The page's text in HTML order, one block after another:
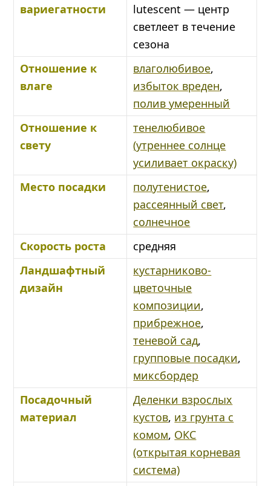
вариегатности
lutescent — центр
светлеет в течение
сезона
Отношение к
влаге
влаголюбивое,
избыток вреден,
полив умеренный
Отношение к
свету
тенелюбивое
(утреннее солнце
усиливает окраску)
Место посадки
полутенистое,
рассеянный свет,
солнечное
Скорость роста
средняя
Ландшафтный
дизайн
кустарниково-
цветочные
композиции,
прибрежное,
теневой сад,
групповые посадки,
миксбордер
Посадочный
материал
Деленки взрослых
кустов, из грунта с
комом, ОКС
(открытая корневая
система)